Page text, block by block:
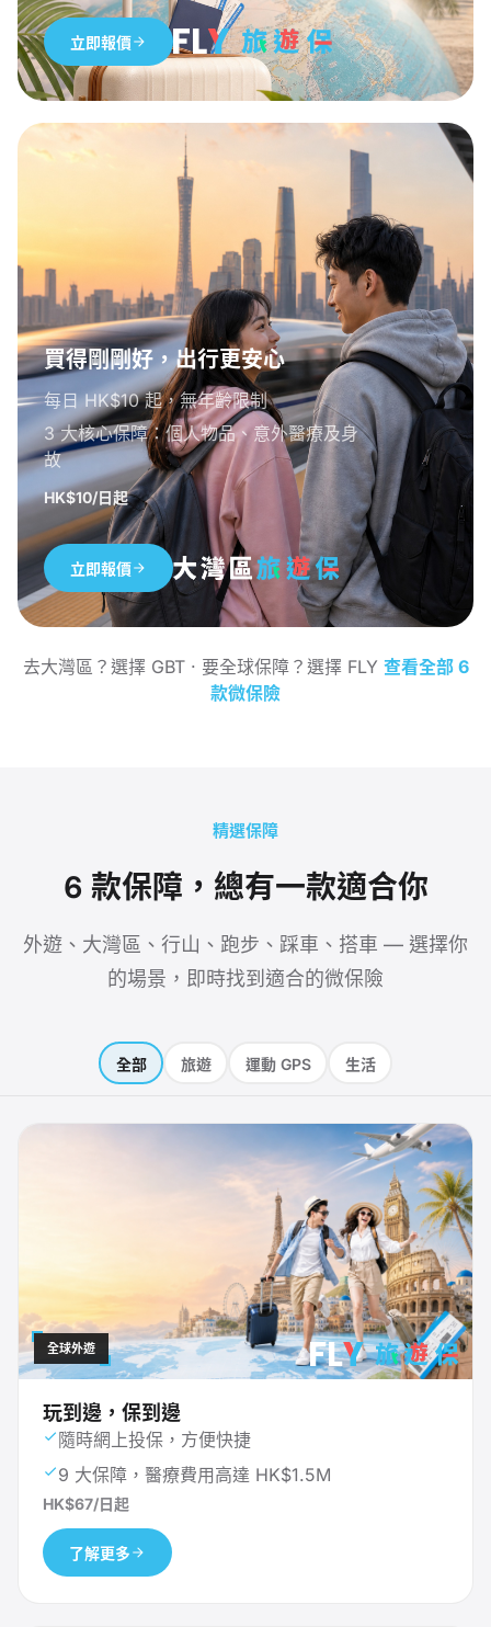
立即報價
買得剛剛好，出行更安心
每日 HK$10 起，無年齡限制
3 大核心保障：個人物品、意外醫療及身
故
HK$10/日起
立即報價
去大灣區？選擇 GBT · 要全球保障？選擇 FLY 查看全部 6
款微保險
精選保障
6 款保障，總有一款適合你
外遊、大灣區、行山、跑步、踩車、搭車 — 選擇你
的場景，即時找到適合的微⁠保⁠險
全部 旅遊 運動 GPS 生活
全球外遊
玩到邊，保到邊
隨時網上投保，方便快捷
9 大保障，醫療費用高達 HK$1.5M
HK$67/日起
了解更多